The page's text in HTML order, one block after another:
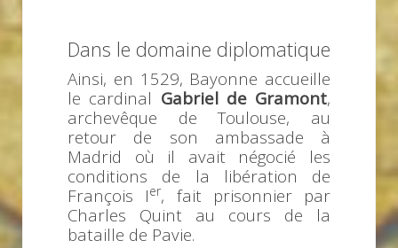
Dans le domaine diplomatique
Ainsi, en 1529, Bayonne accueille
le cardinal Gabriel de Gramont,
archevêque de Toulouse, au
retour de son ambassade à
Madrid où il avait négocié les
conditions de la libération de
François Ier, fait prisonnier par
Charles Quint au cours de la
bataille de Pavie.